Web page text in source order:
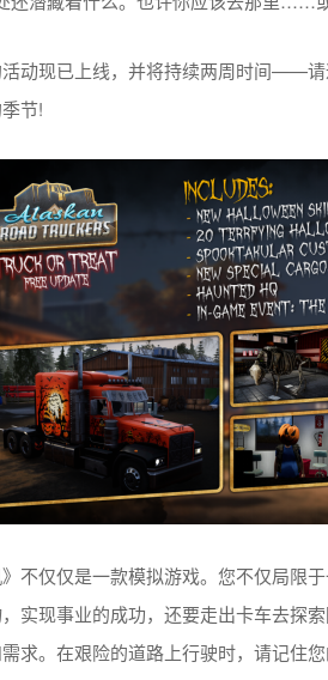
动现已上线，并将持续两周时间——
节!
》不仅仅是一款模拟游戏。您不仅局限
实现事业的成功，还要走出卡车去探
求。在艰险的道路上行驶时，请记住